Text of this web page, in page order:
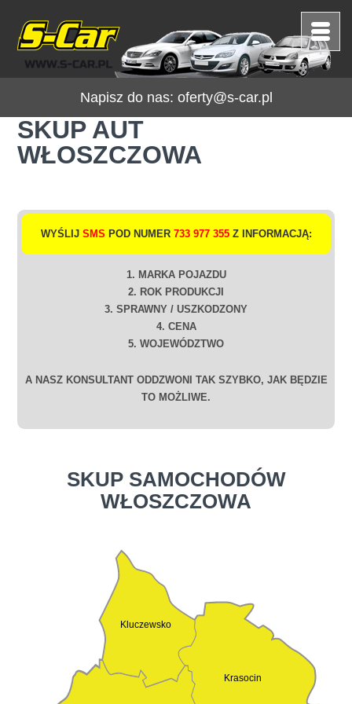
Napisz do nas: oferty@s-car.pl
SKUP AUT
WŁOSZCZOWA
WYŚLIJ SMS POD NUMER 733 977 355Z INFORMACJĄ:
1. MARKA POJAZDU
2. ROK PRODUKCJI
3. SPRAWNY / USZKODZONY
4. CENA
5. WOJEWÓDZTWO
A NASZ KONSULTANT ODDZWONI TAK SZYBKO, JAK BĘDZIE
TO MOŻLIWE.
SKUP SAMOCHODÓW
WŁOSZCZOWA
Krasocin
Kluczewsko